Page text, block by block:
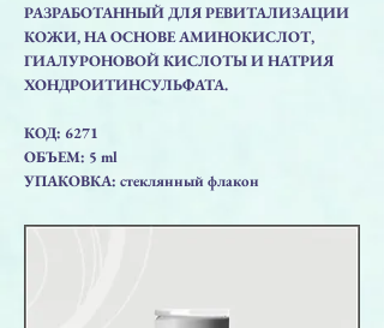
РАЗРАБОТАННЫЙ ДЛЯ РЕВИТАЛИЗАЦИИ
КОЖИ, НА ОСНОВЕ АМИНОКИСЛОТ,
ГИАЛУРОНОВОЙ КИСЛОТЫ И НАТРИЯ
ХОНДРОИТИНСУЛЬФАТА.
КОД: 6271
ОБЪЕМ: 5 ml
УПАКОВКА: стеклянный флакон